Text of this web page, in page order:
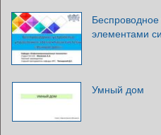
Беспроводное
элементами
Умный дом